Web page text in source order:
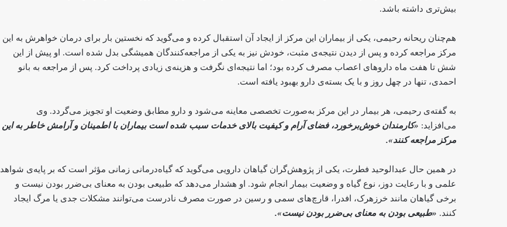
بیش‌تری داشته باشد.
هم‌چنان ریحانه رحیمی، یکی از بیماران این مرکز از ایجاد آن استقبال کرده و می‌گوید که نخستین بار برای درمان خواهرش به این
مرکز مراجعه کرده و پس از دیدن نتیجه‌ی مثبت، خودش نیز به یکی از مراجعه‌کنندگان همیشگی بدل شده است. او پیش از این
شش تا هفت ماه داروهای اعصاب مصرف کرده بود؛ اما نتیجه‌ای نگرفت و هزینه‌ی زیادی پرداخت کرد. پس از مراجعه به بانو
احمدی، تنها در چهل روز و با یک بسته‌ی دارو بهبود یافته است.
به گفته‌ی رحیمی، هر بیمار در این مرکز به‌صورت تخصصی معاینه می‌شود و دارو مطابق وضعیت او تجویز می‌گردد. وی
می‌افزاید: «کارمندان خوش‌برخورد، فضای آرام و کیفیت بالای خدمات سبب شده است بیماران با اطمینان و آرامش خاطر به این
مرکز مراجعه کنند».
در همین حال عبدالوحید فطرت، یکی از پژوهش‌گران گیاهان دارویی می‌گوید که گیاه‌درمانی زمانی مؤثر است که بر پایه‌ی شواهد
علمی و با رعایت دوز، نوع گیاه و وضعیت بیمار انجام شود. او هشدار می‌دهد که طبیعی بودن به معنای بی‌ضرر بودن نیست و
برخی گیاهان مانند خرزهرک، افدرا، قارچ‌های سمی و رسین در صورت مصرف نادرست می‌توانند مشکلات جدی یا مرگ ایجاد
کنند. «طبیعی بودن به معنای بی‌ضرر بودن نیست».
کارمندان نهاد حقوقی زنان ۲۱ روز در زندان
طالبان؛ بنت خواستار آزادی شد